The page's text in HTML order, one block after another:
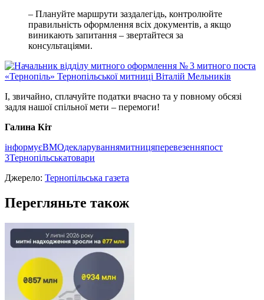
– Плануйте маршрути заздалегідь, контролюйте
правильність оформлення всіх документів, а якщо
виникають запитання – звертайтеся за
консультаціями.
І, звичайно, сплачуйте податки вчасно та у повному обсязі
задля нашої спільної мети – перемоги!
Галина Кіт
інформуєВМОдекларуваннямитницяперевезенняпост
3Тернопільськатовари
Джерело: Тернопільська газета
Перегляньте також